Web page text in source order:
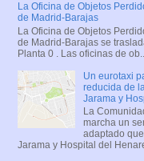
La Oficina de Objetos
de Madrid-Barajas
La Oficina de Objetos
de Madrid-Barajas se
Planta 0 . Las oficinas de ob...
Un eurotaxi
reducida de
Jarama y
La
marcha un
adaptado
Jarama y Hospital del